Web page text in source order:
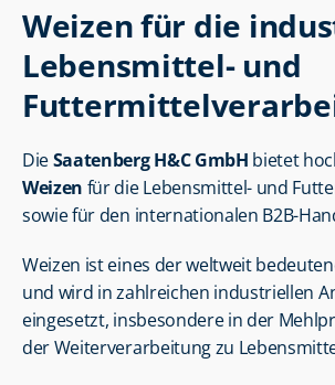
Weizen für die
Lebensmittel- und
Die Saatenberg H&C GmbH
Weizen für die Lebensmittel- und
sowie für den internationalen B2B-
Weizen ist eines der weltweit
und wird in zahlreichen industriellen
eingesetzt, insbesondere in der
der Weiterverarbeitung zu